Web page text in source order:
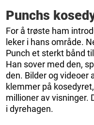
Punchs
For å trøste ham
leker i hans område.
Punch et sterkt bånd
Han sover med den,
den. Bilder og videoer
klemmer på
millioner av visninger.
i dyrehagen.